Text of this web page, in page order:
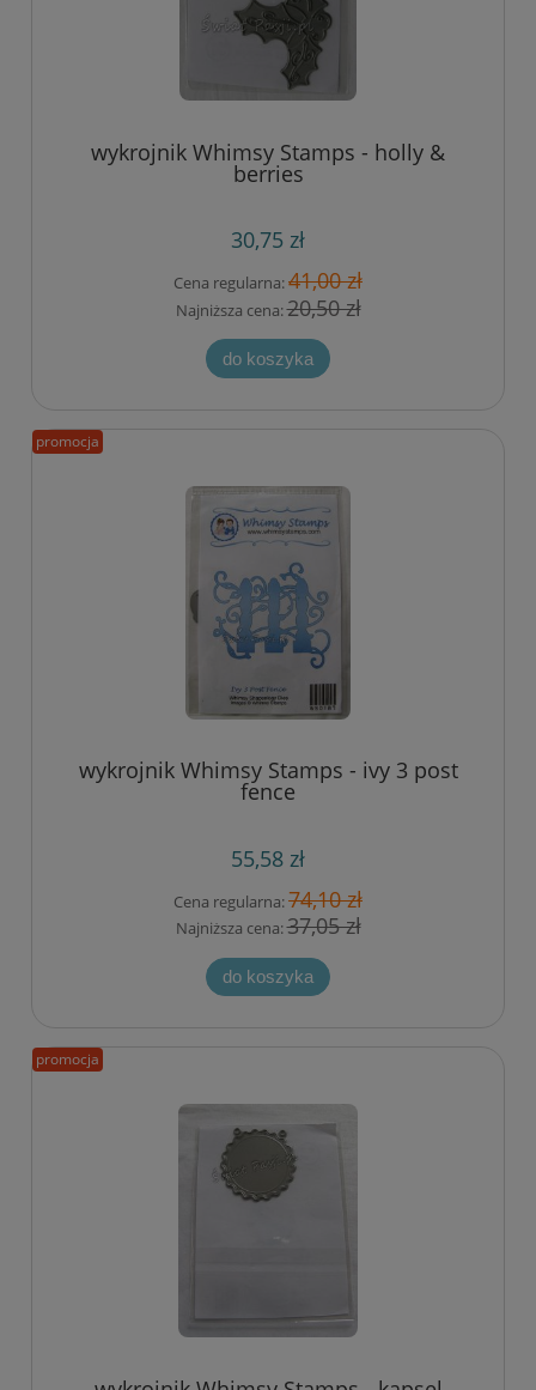
wykrojnik Whimsy Stamps - holly &
berries
30,75 zł
Cena regularna:41,00 zł
Najniższa cena:20,50 zł
do koszyka
wykrojnik Whimsy Stamps - ivy 3 post
fence
55,58 zł
Cena regularna:74,10 zł
Najniższa cena:37,05 zł
do koszyka
promocja
promocja